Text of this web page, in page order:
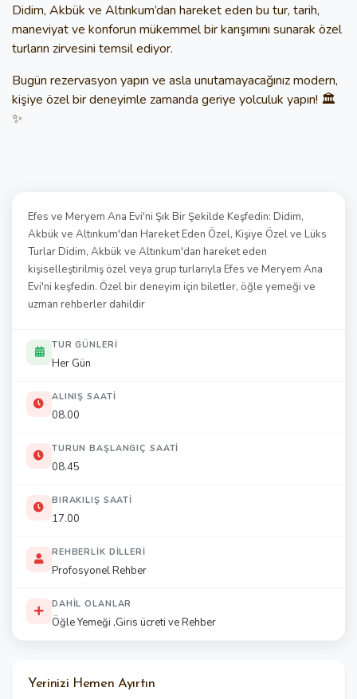
Didim, Akbük ve Altınkum’dan hareket eden bu tur, tarih,
maneviyat ve konforun mükemmel bir karışımını sunarak özel
turların zirvesini temsil ediyor.
Bugün rezervasyon yapın ve asla unutamayacağınız modern,
kişiye özel bir deneyimle zamanda geriye yolculuk yapın! 🏛️
✨
Efes ve Meryem Ana Evi'ni Şık Bir Şekilde Keşfedin: Didim,
Akbük ve Altınkum'dan Hareket Eden Özel, Kişiye Özel ve Lüks
Turlar Didim, Akbük ve Altınkum'dan hareket eden
kişiselleştirilmiş özel veya grup turlarıyla Efes ve Meryem Ana
Evi'ni keşfedin. Özel bir deneyim için biletler, öğle yemeği ve
uzman rehberler dahildir
TUR GÜNLERI
Her Gün
ALINIŞ SAATI
08.00
TURUN BAŞLANGIÇ SAATI
08.45
BIRAKILIŞ SAATI
17.00
REHBERLIK DILLERI
Profosyonel Rehber
DAHIL OLANLAR
Öğle Yemeği ,Giris ücreti ve Rehber
Yerinizi Hemen Ayırtın